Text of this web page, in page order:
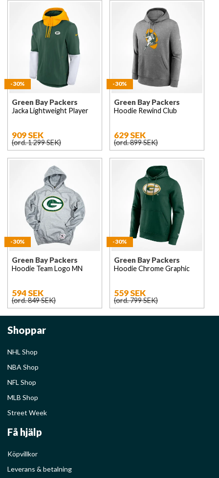
-30%
Green Bay Packers
Jacka Lightweight Player
909 SEK
(ord. 1 299 SEK)
-30%
Green Bay Packers
Hoodie Rewind Club
629 SEK
(ord. 899 SEK)
-30%
Green Bay Packers
Hoodie Team Logo MN
594 SEK
(ord. 849 SEK)
-30%
Green Bay Packers
Hoodie Chrome Graphic
559 SEK
(ord. 799 SEK)
Shoppar
NHL Shop
NBA Shop
NFL Shop
MLB Shop
Street Week
Få hjälp
Köpvillkor
Leverans & betalning